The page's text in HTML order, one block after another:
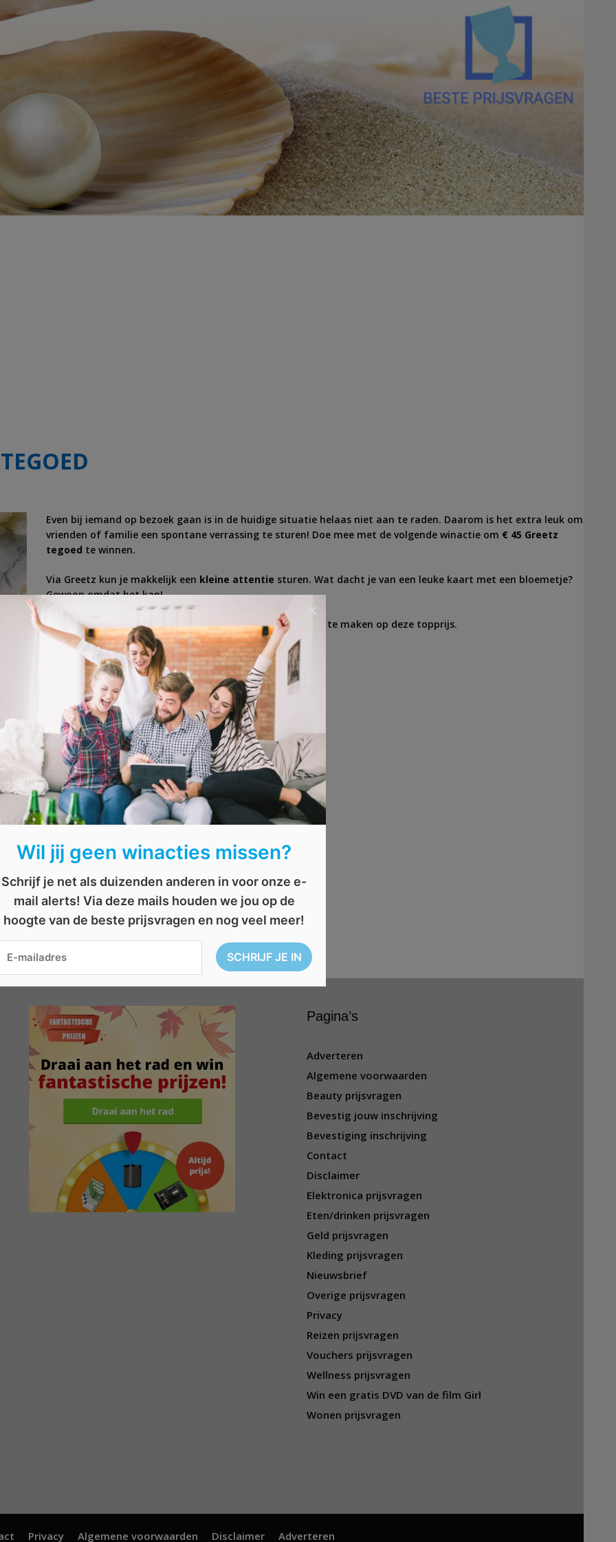
Even bij iemand op bezoek gaan is in de huidige situatie helaas niet aan te raden. Daarom is het extra leuk om
vrienden of familie een spontane verrassing te sturen! Doe mee met de volgende winactie om € 45 Greetz
tegoed te winnen.
Via Greetz kun je makkelijk een kleine attentie sturen. Wat dacht je van een leuke kaart met een bloemetje?
Gewoon omdat het kan!
Viva mag5 winnaarsuitkiezen dus doe snel mee om kans te maken op deze topprijs.
verrassing viva winactie,voucher
Win een Victoria’s Secret giftcard t.w.v. € 500
Win een gratis tankkaart incl. € 250 brandstoftegoed
Pagina’s
Adverteren
Algemene voorwaarden
Beauty prijsvragen
Bevestig jouw inschrijving
Bevestiging inschrijving
Contact
Disclaimer
Elektronica prijsvragen
Eten/drinken prijsvragen
Geld prijsvragen
Kleding prijsvragen
Nieuwsbrief
Overige prijsvragen
Privacy
Reizen prijsvragen
Vouchers prijsvragen
Wellness prijsvragen
Win een gratis DVD van de film Girl
Wonen prijsvragen
Privacy Algemene voorwaarden Disclaimer Adverteren
Wil jij geen winacties missen?
Schrijf je net als duizenden anderen in voor onze e-
mail alerts! Via deze mails houden we jou op de
hoogte van de beste prijsvragen en nog veel meer!
×